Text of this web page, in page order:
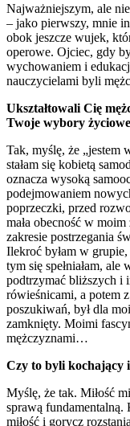
Najważniejszym, ale
– jako pierwszy, mnie
obok jeszcze wujek,
operowe. Ojciec, gdy
wychowaniem i
nauczycielami byli
Ukształtowali Cię
Twoje wybory
Tak, myślę, że „jestem
stałam się kobietą
oznacza wysoką
podejmowaniem
poprzeczki, przed
mała obecność w
zakresie postrzegania
Ilekroć byłam w
tym się spełniałam,
podtrzymać bliższych i
rówieśnicami, a potem
poszukiwań, był dla
zamknięty. Moimi
mężczyznami…
Czy to byli kochający
Myślę, że tak. Miłość
sprawą fundamentalną.
miłość i gorycz